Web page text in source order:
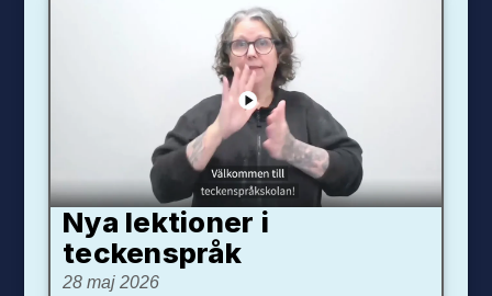
Nya lektioner i
teckenspråk
28 maj 2026